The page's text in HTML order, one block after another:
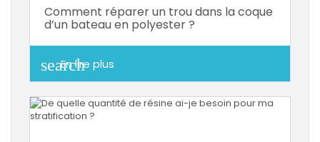
Comment réparer un trou dans la coque
d’un bateau en polyester ?
search
En lire plus